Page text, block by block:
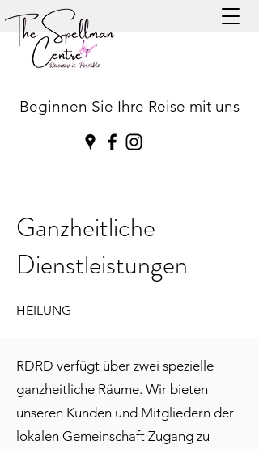
Beginnen Sie Ihre Reise mit uns
Ganzheitliche
Dienstleistungen
HEILUNG
RDRD verfügt über zwei spezielle
ganzheitliche Räume. Wir bieten
unseren Kunden und Mitgliedern der
lokalen Gemeinschaft Zugang zu